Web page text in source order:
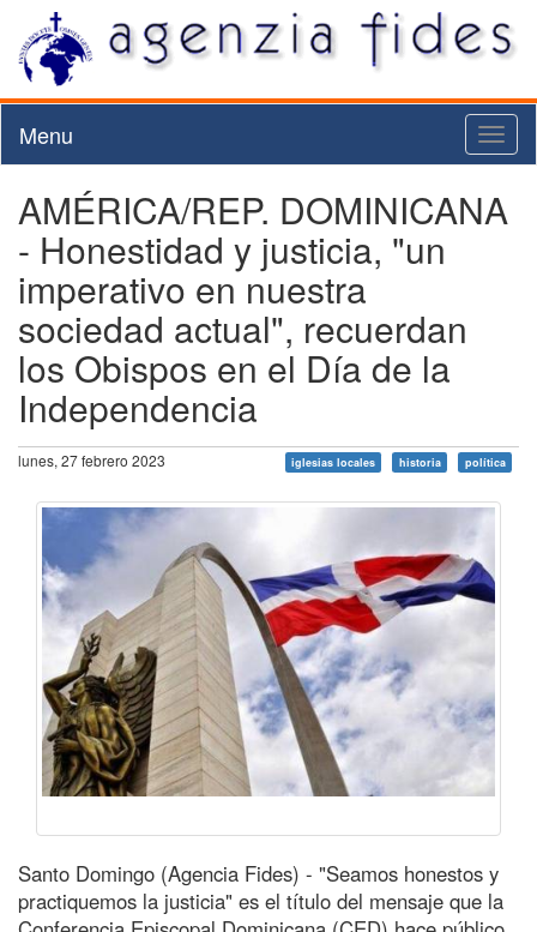
Menu
AMÉRICA/REP. DOMINICANA
- Honestidad y justicia, "un
imperativo en nuestra
sociedad actual", recuerdan
los Obispos en el Día de la
Independencia
lunes, 27 febrero 2023 iglesias locales historia política
Santo Domingo (Agencia Fides) - "Seamos honestos y
practiquemos la justicia" es el título del mensaje que la